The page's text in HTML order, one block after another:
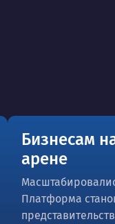
Бизнесам
арене
Платформа